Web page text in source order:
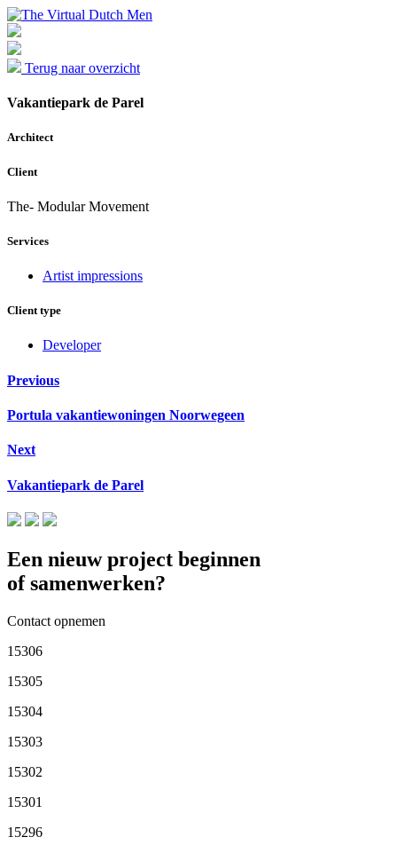
Terug naar overzicht
Vakantiepark de Parel
Architect
Client
The- Modular Movement
Services
Artist impressions
Client type
Developer
Previous
Portula vakantiewoningen Noorwegeen
Next
Vakantiepark de Parel
Een nieuw project beginnen
of samenwerken?
Contact opnemen
15306
15305
15304
15303
15302
15301
15296